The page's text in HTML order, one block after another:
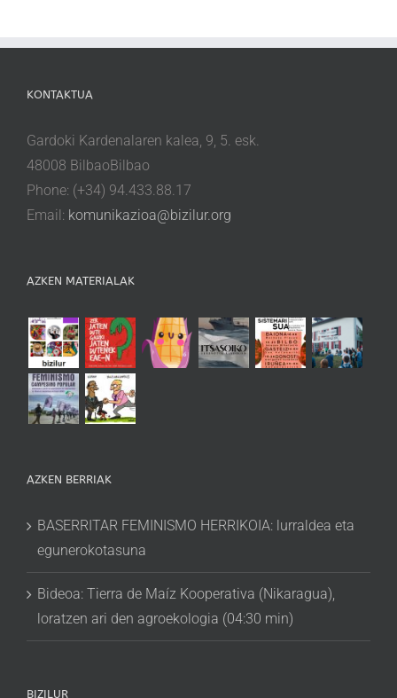
KONTAKTUA
Gardoki Kardenalaren kalea, 9, 5. esk.
48008 BilbaoBilbao
Phone: (+34) 94.433.88.17
Email: komunikazioa@bizilur.org
AZKEN MATERIALAK
AZKEN BERRIAK
BASERRITAR FEMINISMO HERRIKOIA: lurraldea eta
egunerokotasuna
Bideoa: Tierra de Maíz Kooperativa (Nikaragua),
loratzen ari den agroekologia (04:30 min)
BIZILUR